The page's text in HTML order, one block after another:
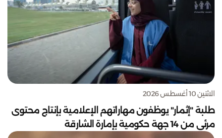
الاثنين 10 أغسطس 2026
طلبة "إثمار" يوظفون مهاراتهم الإعلامية بإنتاج محتوى
مرئي من 14 جهة حكومية بإمارة الشارقة